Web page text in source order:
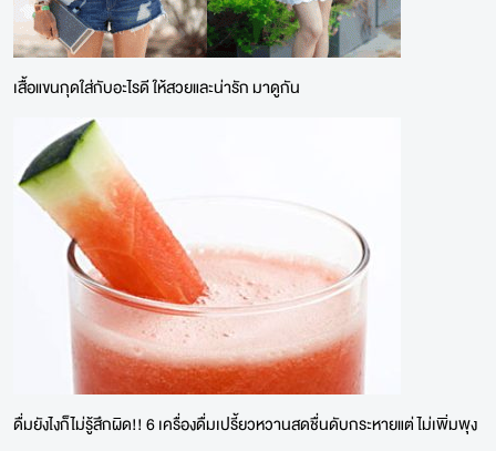
เสื้อแขนกุดใส่กับอะไรดี ให้สวยและน่ารัก มาดูกัน
ดื่มยังไงก็ไม่รู้สึกผิด!! 6 เครื่องดื่มเปรี้ยวหวานสดชื่นดับกระหายแต่ ไม่เพิ่มพุง